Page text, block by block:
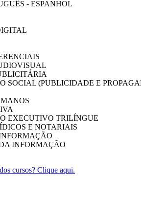
- ESPANHOL
SOCIAL (PUBLICIDADE E
EXECUTIVO TRILÍNGUE
E NOTARIAIS
INFORMAÇÃO
cursos? Clique aqui.